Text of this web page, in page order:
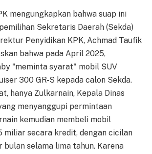
mengungkapkan bahwa suap ini
Sekretaris Daerah (Sekda)
Penyidikan KPK, Achmad Taufik
bahwa pada April 2025,
"meminta syarat" mobil SUV
300 GR-S kepada calon Sekda.
hanya Zulkarnain, Kepala Dinas
menyanggupi permintaan
kemudian membeli mobil
miliar secara kredit, dengan cicilan
bulan selama lima tahun. Karena